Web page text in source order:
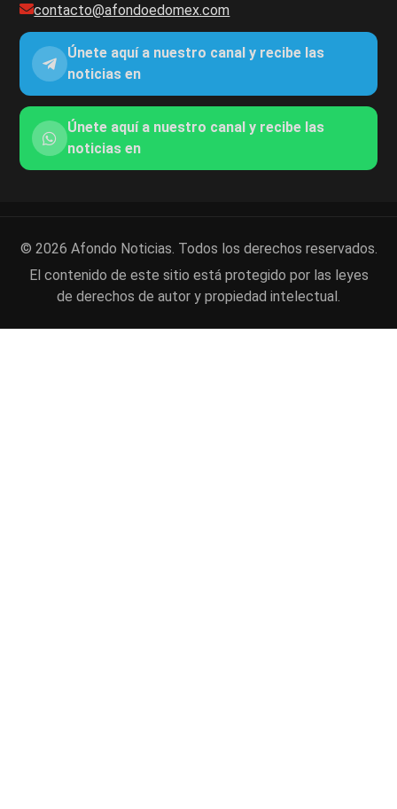
contacto@afondoedomex.com
Únete aquí a nuestro canal y recibe las
noticias en
Únete aquí a nuestro canal y recibe las
noticias en
© 2026 Afondo Noticias. Todos los derechos reservados.
El contenido de este sitio está protegido por las leyes
de derechos de autor y propiedad intelectual.